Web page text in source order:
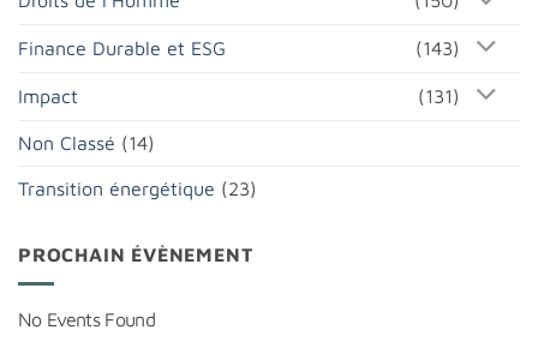
Finance Durable et ESG (143)
Impact (131)
Non Classé (14)
Transition énergétique (23)
PROCHAIN ÉVÈNEMENT
No Events Found